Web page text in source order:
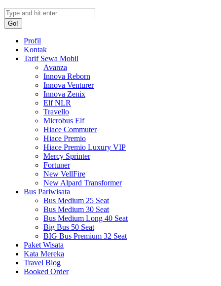
Search:
Profil
Kontak
Tarif Sewa Mobil
Avanza
Innova Reborn
Innova Venturer
Innova Zenix
Elf NLR
Travello
Microbus Elf
Hiace Commuter
Hiace Premio
Hiace Premio Luxury VIP
Mercy Sprinter
Fortuner
New VellFire
New Alpard Transformer
Bus Pariwisata
Bus Medium 25 Seat
Bus Medium 30 Seat
Bus Medium Long 40 Seat
Big Bus 50 Seat
BIG Bus Premium 32 Seat
Paket Wisata
Kata Mereka
Travel Blog
Booked Order